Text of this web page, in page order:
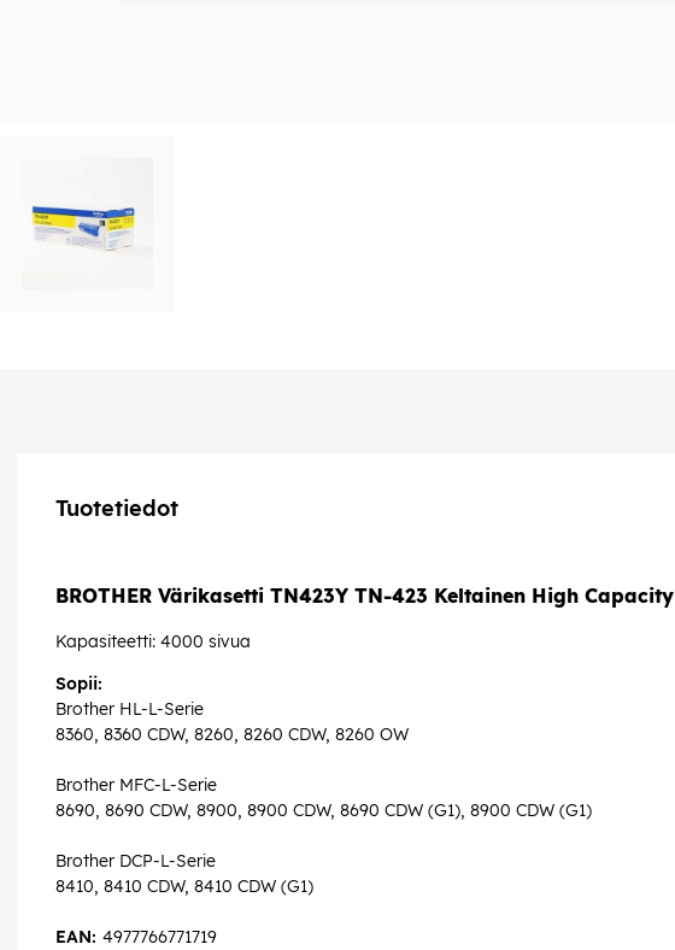
Tuotetiedot
BROTHER Värikasetti TN423Y TN-423 Keltainen High Capacity
Kapasiteetti: 4000 sivua
Sopii:
Brother HL-L-Serie
8360, 8360 CDW, 8260, 8260 CDW, 8260 OW
Brother MFC-L-Serie
8690, 8690 CDW, 8900, 8900 CDW, 8690 CDW (G1), 8900 CDW (G1)
Brother DCP-L-Serie
8410, 8410 CDW, 8410 CDW (G1)
4977766771719
EAN: